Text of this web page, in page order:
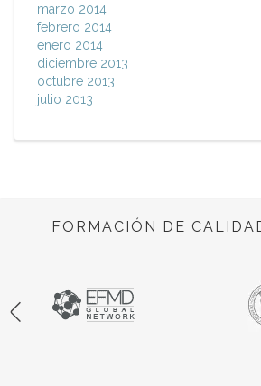
marzo 2014
febrero 2014
enero 2014
diciembre 2013
octubre 2013
julio 2013
FORMACIÓN DE